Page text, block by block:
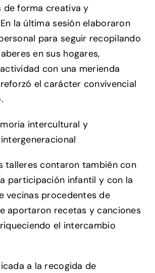
de forma creativa y
la última sesión elaboraron
para seguir recopilando
en sus hogares,
con una merienda
el carácter convivencial
intercultural y
talleres contaron también con
participación infantil y con la
vecinas procedentes de
aportaron recetas y canciones
el intercambio
a la recogida de